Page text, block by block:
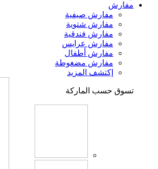
مفارش
مفارش صيفية
مفارش شتوية
مفارش فندقية
مفارش عرايس
مفارش أطفال
مفارش مضغوطة
إكتشف المزيد
تسوق حسب الماركة